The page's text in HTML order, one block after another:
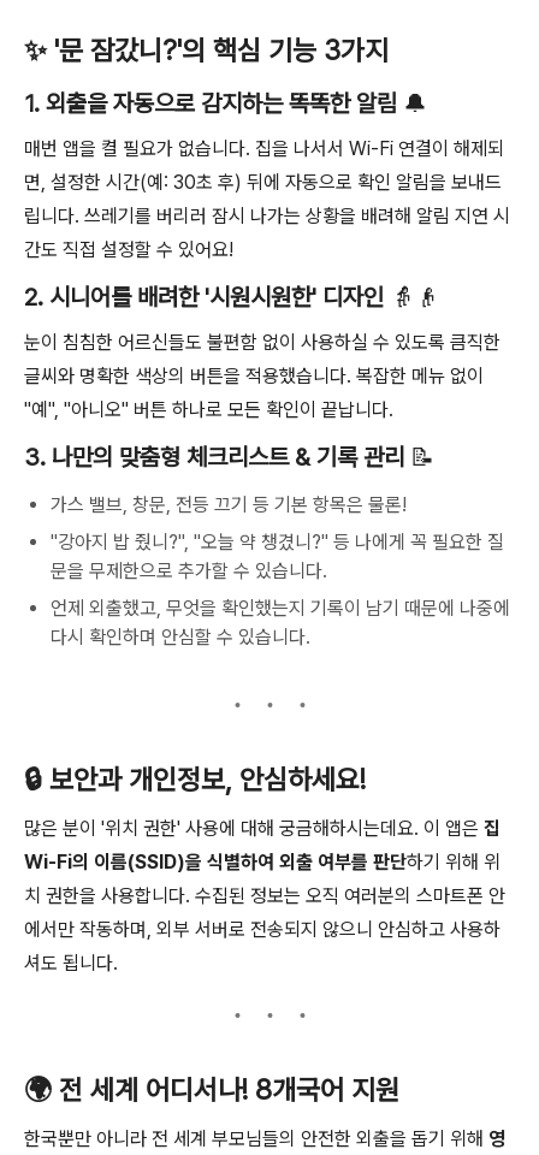
✨ '문 잠갔니?'의 핵심 기능 3가지
1. 외출을 자동으로 감지하는 똑똑한 알림 🔔
매번 앱을 켤 필요가 없습니다. 집을 나서서 Wi-Fi 연결이 해제되
면, 설정한 시간(예: 30초 후) 뒤에 자동으로 확인 알림을 보내드
립니다. 쓰레기를 버리러 잠시 나가는 상황을 배려해 알림 지연 시
간도 직접 설정할 수 있어요!
2. 시니어를 배려한 '시원시원한' 디자인 👵👴
눈이 침침한 어르신들도 불편함 없이 사용하실 수 있도록 큼직한
글씨와 명확한 색상의 버튼을 적용했습니다. 복잡한 메뉴 없이
"예", "아니오" 버튼 하나로 모든 확인이 끝납니다.
3. 나만의 맞춤형 체크리스트 & 기록 관리 📝
가스 밸브, 창문, 전등 끄기 등 기본 항목은 물론!
"강아지 밥 줬니?", "오늘 약 챙겼니?" 등 나에게 꼭 필요한 질
문을 무제한으로 추가할 수 있습니다.
언제 외출했고, 무엇을 확인했는지 기록이 남기 때문에 나중에
다시 확인하며 안심할 수 있습니다.
🔒 보안과 개인정보, 안심하세요!
많은 분이 '위치 권한' 사용에 대해 궁금해하시는데요. 이 앱은 집
Wi-Fi의 이름(SSID)을 식별하여 외출 여부를 판단하기 위해 위
치 권한을 사용합니다. 수집된 정보는 오직 여러분의 스마트폰 안
에서만 작동하며, 외부 서버로 전송되지 않으니 안심하고 사용하
셔도 됩니다.
🌍 전 세계 어디서나! 8개국어 지원
한국뿐만 아니라 전 세계 부모님들의 안전한 외출을 돕기 위해 영